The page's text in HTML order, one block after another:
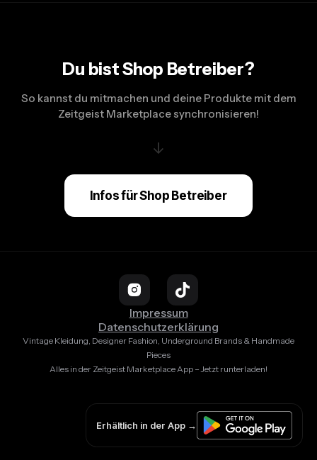
Du bist Shop Betreiber?
So kannst du mitmachen und deine Produkte mit dem
Zeitgeist Marketplace synchronisieren!
↓
Infos für Shop Betreiber
Impressum
Datenschutzerklärung
Vintage Kleidung, Designer Fashion, Underground Brands & Handmade
Pieces
Alles in der Zeitgeist Marketplace App – Jetzt runterladen!
Erhältlich in der App →